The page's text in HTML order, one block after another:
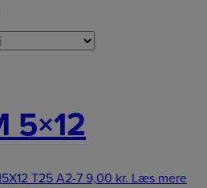
5×12
T25 A2-7 9,00 kr. Læs mere